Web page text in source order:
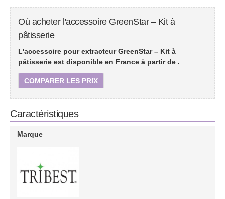
Où acheter l'accessoire GreenStar – Kit à
pâtisserie
L'accessoire pour extracteur GreenStar – Kit à
pâtisserie est disponible en France à partir de .
COMPARER LES PRIX
Caractéristiques
Marque